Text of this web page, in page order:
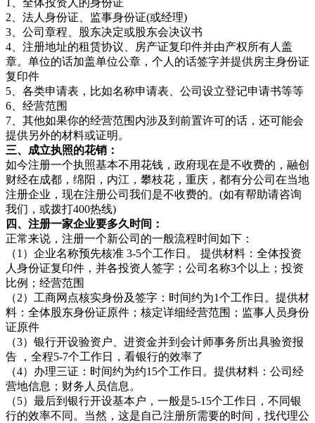
1、全体投资人的身份证
2、法人身份证、监事身份证(或经理)
3、公司章程、股东决定或股东会决议书
4、注册地址的租赁协议、房产证复印件并由产权所有人盖
章。单位的话加盖单位公章，个人的话签字并提供房主身份证
复印件
5、各类申请表，比如名称申请表、公司设立登记申请书等等
6、经营范围
7、其他如果你的经营范围内涉及到前置许可的话，还可能会
提供另外的材料或证明。
三、成立执照的花销：
如今注册一个执照基本不用花钱，政府现在是不收费的，融创
财经在成都，绵阳，内江，攀枝花，重庆，都有分公司在当地
注册企业，现在注册公司我们是不收费的。(如有帮助请咨询
我们，或拨打400热线)
四、注册一家企业要多久时间：
正常来说，注册一个新公司的一般流程时间如下：
（1）企业名称预先核准 3-5个工作日。 提供材料：全体投资
人身份证复印件，并各投资人签字；公司名称3个以上；投资
比例；经营范围
（2）工商网点核实身份及签字：时间约为1个工作日。提供材
料：全体股东身份证原件；核定详细经营范围；监事人员身份
证原件
（3）银行开设验资户、进资金并到会计师事务所出具验资报
告 ，全程5-7个工作日，看银行的效率了
（4）办理三证：时间约为约15个工作日。提供材料：公司经
营地信息；财务人员信息。
（5）最后到银行开设基本户，一般是5-15个工作日，不同银
行的效率不同。当然，这是自己注册所需要的时间，找代理公